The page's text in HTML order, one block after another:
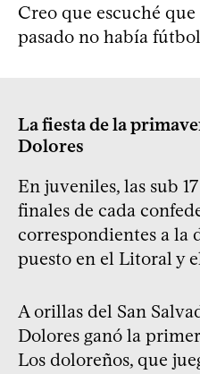
Creo que escuché
pasado no había
La fiesta de la
Dolores
En juveniles, las sub
finales de cada
correspondientes a la
puesto en el Litoral y
A orillas del San
Dolores ganó la
Los doloreños, que